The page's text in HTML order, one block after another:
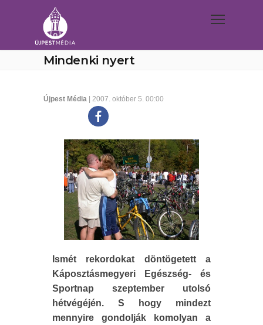
Mindenki nyert
Újpest Média | 2007. október 5. 00:00
Ismét rekordokat döntögetett a
Káposztásmegyeri Egészség- és
Sportnap szeptember utolsó
hétvégéjén. S hogy mindezt
mennyire gondolják komolyan a